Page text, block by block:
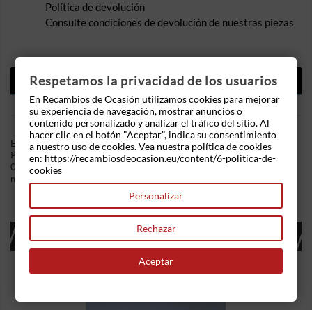
Política de devolución
Consulte condiciones de devolución de nuestras piezas
DESCRIPCIÓN
DETALLES DEL PRODUCTO
En Recambios de Ocasion disponemos de Retrovisor izquierdo
Peugeot 206 (1998) 1.6 16V (109 cv) .Referencia Interna:
05111511559252. Regulación manual. Ademas, disponemos de
mas recambios, si tiene cualquier duda consultenos.
16 OTROS PRODUCTOS EN LA MISMA
CATEGORÍA:
Respetamos la privacidad de los usuarios
En Recambios de Ocasión utilizamos cookies para mejorar
su experiencia de navegación, mostrar anuncios o
contenido personalizado y analizar el tráfico del sitio. Al
hacer clic en el botón "Aceptar", indica su consentimiento
a nuestro uso de cookies. Vea nuestra política de cookies
en: https://recambiosdeocasion.eu/content/6-politica-de-
cookies
Personalizar
Rechazar
Aceptar